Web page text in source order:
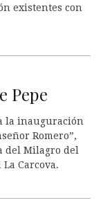
existentes con
Pepe
la inauguración
Romero”,
del Milagro del
Carcova.